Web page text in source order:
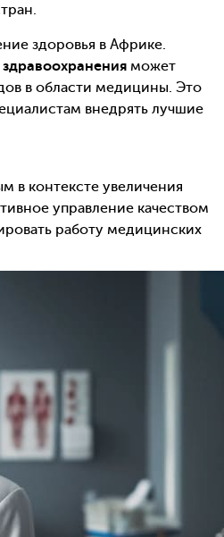
здоровья в Африке.
может
в области медицины. Это
внедрять лучшие
в контексте увеличения
управление качеством
работу медицинских